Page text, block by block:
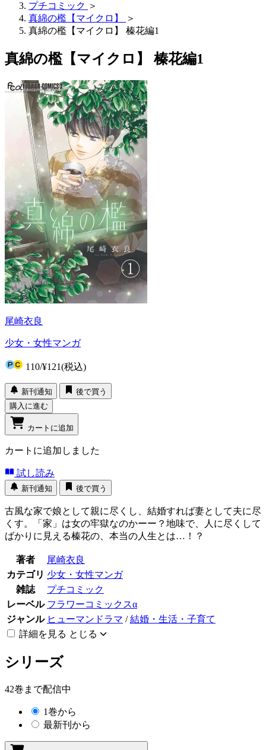
プチコミック ＞
真綿の檻【マイクロ】
＞
真綿の檻【マイクロ】 榛花編1
真綿の檻【マイクロ】 榛花編1
尾崎衣良
少女・女性マンガ
110/¥121(税込)
新刊通知
後で買う
購入に進む
カートに追加
カートに追加しました
試し読み
新刊通知 後で買う
古風な家で娘として親に尽くし、結婚すれば妻として夫に尽
くす。「家」は女の牢獄なのかーー？地味で、人に尽くして
ばかりに見える榛花の、本当の人生とは…！？
著者
尾崎衣良
カテゴリ 少女・女性マンガ
雑誌
プチコミック
レーベル フラワーコミックスα
ジャンル ヒューマンドラマ /結婚・生活・子育て
詳細を見る とじる
シリーズ
42巻まで配信中
1巻から
最新刊から